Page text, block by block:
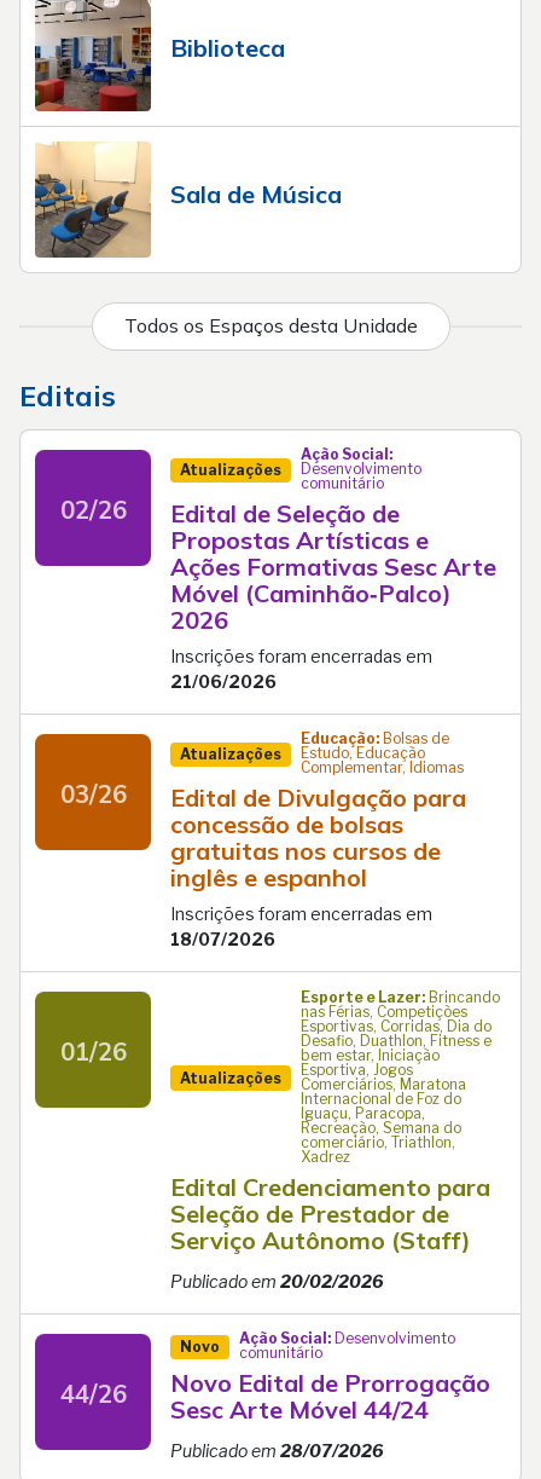
Biblioteca
Sala de Música
Todos os Espaços desta Unidade
Editais
02/26
Atualizações
Ação Social:
Desenvolvimento
comunitário
Edital de Seleção de
Propostas Artísticas e
Ações Formativas Sesc Arte
Móvel (Caminhão‑Palco)
2026
Inscrições foram encerradas em
21/06/2026
03/26
Atualizações
Educação:Bolsas de
Estudo, Educação
Complementar, Idiomas
Edital de Divulgação para
concessão de bolsas
gratuitas nos cursos de
inglês e espanhol
Inscrições foram encerradas em
18/07/2026
01/26
Atualizações
Esporte e Lazer:Brincando
nas Férias, Competições
Esportivas, Corridas, Dia do
Desafio, Duathlon, Fitness e
bem estar, Iniciação
Esportiva, Jogos
Comerciários, Maratona
Internacional de Foz do
Iguaçu, Paracopa,
Recreação, Semana do
comerciário, Triathlon,
Xadrez
Edital Credenciamento para
Seleção de Prestador de
Serviço Autônomo (Staff)
Publicado em 20/02/2026
44/26
Novo Ação Social:Desenvolvimento
comunitário
Novo Edital de Prorrogação
Sesc Arte Móvel 44/24
Publicado em 28/07/2026